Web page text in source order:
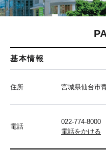
基本情報
住所 宮城県仙台市
電話
022-774-8000
電話をかける